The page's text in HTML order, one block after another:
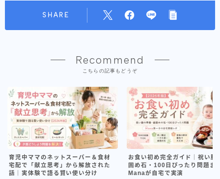
SHARE
Recommend
こちらの記事もどうぞ
育児中ママのネットスーパー＆食材
宅配で「献立思考」から解放された
話｜実体験で語る賢い使い分け
お食い初め完全ガイド｜祝い膳
固め石・100日ぴったり問題ま
Manaが自宅で実演